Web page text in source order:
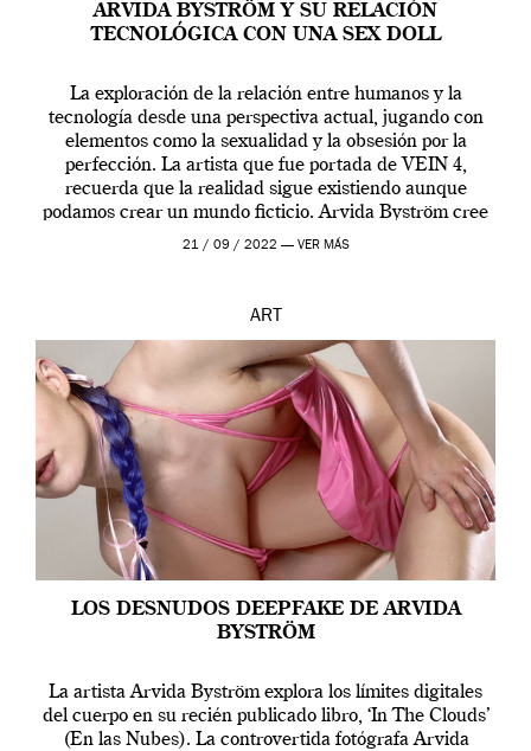
ARVIDA BYSTRÖM Y SU RELACIÓN
TECNOLÓGICA CON UNA SEX DOLL
La exploración de la relación entre humanos y la
tecnología desde una perspectiva actual, jugando con
elementos como la sexualidad y la obsesión por la
perfección. La artista que fue portada de VEIN 4,
recuerda que la realidad sigue existiendo aunque
podamos crear un mundo ficticio. Arvida Byström cree
que los humanos tienen un complejo […]
21 / 09 / 2022 — VER MÁS
ART
LOS DESNUDOS DEEPFAKE DE ARVIDA
BYSTRÖM
La artista Arvida Byström explora los límites digitales
del cuerpo en su recién publicado libro, ‘In The Clouds’
(En las Nubes). La controvertida fotógrafa Arvida